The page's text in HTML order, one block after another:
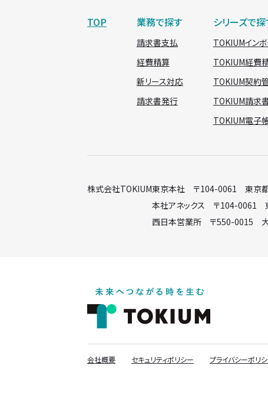
TOP 業務で探す
請求書支払
経費精算
新リース対応
請求書発行
シリーズで探
TOKIUMイン
TOKIUM経費
TOKIUM契約
TOKIUM請求
TOKIUM電子
株式会社TOKIUM東京本社 〒104-0061 東京都
本社アネックス 〒104-0061
西日本営業所 〒550-0015 大
会社概要 セキュリティポリシー プライバシーポリ